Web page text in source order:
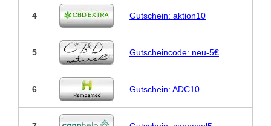
4 Gutschein: aktion10
5 Gutscheincode: neu-5€
6 Gutschein: ADC10